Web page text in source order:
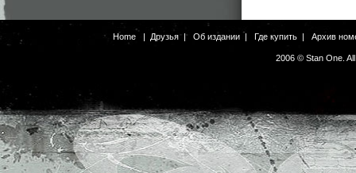
Home | Друзья| Об издании | Где купить | Архив
2006 © Stan One.